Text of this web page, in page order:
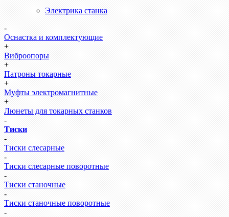
Электрика станка
-
Оснастка и комплектующие
+
Виброопоры
+
Патроны токарные
+
Муфты электромагнитные
+
Люнеты для токарных станков
-
Тиски
-
Тиски слесарные
-
Тиски слесарные поворотные
-
Тиски станочные
-
Тиски станочные поворотные
-